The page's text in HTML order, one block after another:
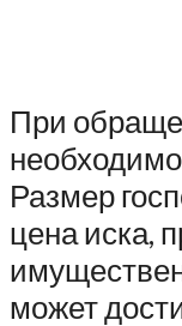
При
Размер
цена иска,
может